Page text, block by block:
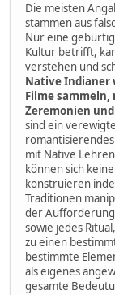
Die meisten
stammen aus
Nur eine
Kultur betrifft,
verstehen und
Native Indianer
Filme
Zeremonien
sind ein
mit Native
können sich
konstruieren
Traditionen
der Aufforderung
sowie jedes
zu einen
bestimmte
als eigenes
gesamte